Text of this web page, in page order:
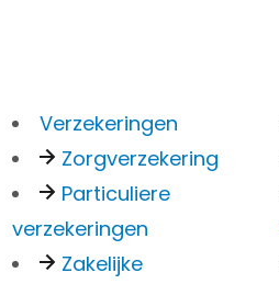
Verzekeringen
Zorgverzekering
Particuliere
verzekeringen
Zakelijke